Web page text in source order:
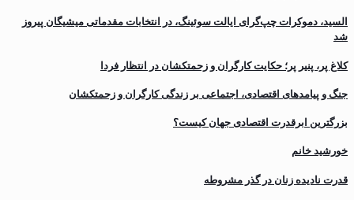
السید، دموکرات چپ‌گرای ایالت سوئینگ، در انتخابات مقدماتی میشیگان پیروز
شد
کلاغ پر، پنیر پر؛ حکایت کارگران و زحمتکشان در انتظار فردا
جنگ و پیامدهای اقتصادی، اجتماعی بر زندگی کارگران و زحمتکشان
بزرگترین ابرقدرت اقتصادی جهان کیست؟
خورشید خانم
قدرت نادیده زنان در گذر مشروطه